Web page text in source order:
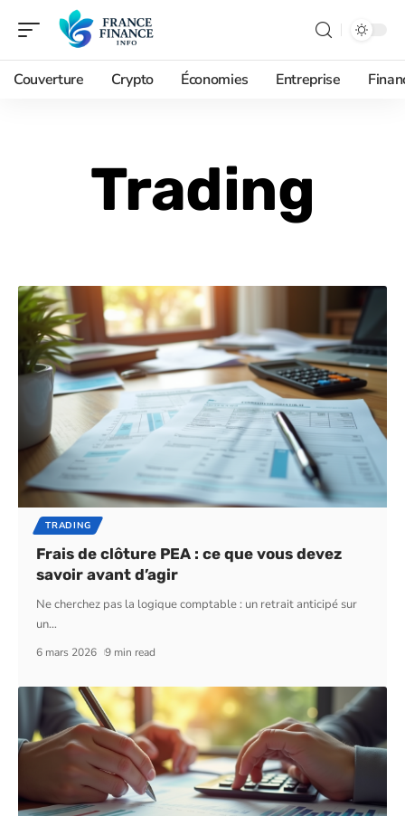
Couverture Crypto Économies Entreprise
Trading
TRADING
Frais de clôture PEA : ce que vous devez
savoir avant d’agir
Ne cherchez pas la logique comptable : un retrait anticipé sur
un…
6 mars 2026 9 min read